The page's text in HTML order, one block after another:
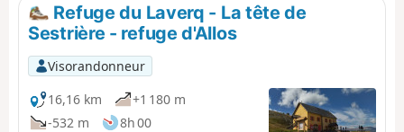
Refuge du Laverq - La tête de
Sestrière - refuge d'Allos
Visorandonneur
16,16 km
+1 180 m
-532 m
8h 00